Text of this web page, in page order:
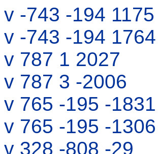
v -743 -194 1175
v -743 -194 1764
v 787 1 2027
v 787 3 -2006
v 765 -195 -1831
v 765 -195 -1306
v 328 -808 -29